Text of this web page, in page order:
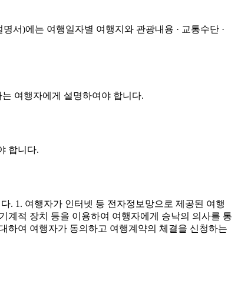
서)에는 여행일자별 여행지와 관광내용 · 교통수단 ·
여행자에게 설명하여야 합니다.
합니다.
. 1. 여행자가 인터넷 등 전자정보망으로 제공된 여행
계적 장치 등을 이용하여 여행자에게 승낙의 의사를 통
하여 여행자가 동의하고 여행계약의 체결을 신청하는